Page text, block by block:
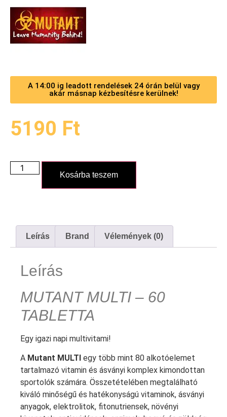
A 14:00 ig leadott rendelések 24 órán belül vagy
akár másnap kézbesítésre kerülnek!
5190 Ft
Kosárba teszem
Leírás Brand Vélemények (0)
Leírás
MUTANT MULTI – 60
TABLETTA
Egy igazi napi multivitami!
A Mutant MULTI egy több mint 80 alkotóelemet
tartalmazó vitamin és ásványi komplex kimondottan
sportolók számára. Összetételében megtalálható
kiváló minőségű és hatékonyságú vitaminok, ásványi
anyagok, elektrolitok, fitonutriensek, növényi